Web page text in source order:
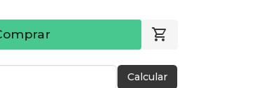
Calcular